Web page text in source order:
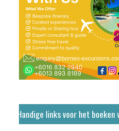
Handige links voor het